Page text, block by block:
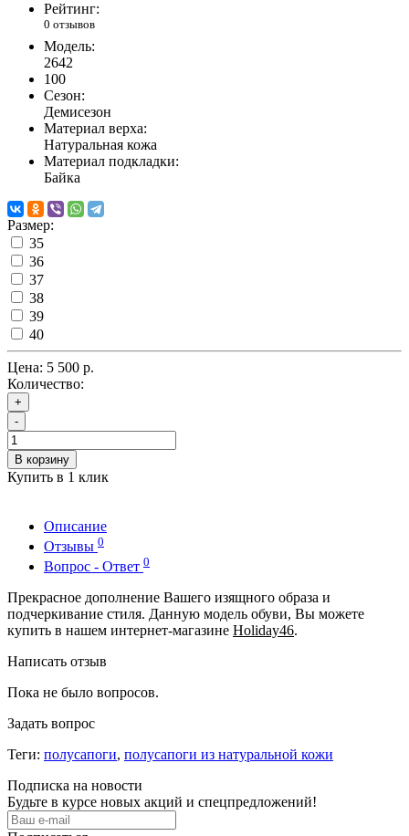
Рейтинг:
0 отзывов
Модель:
2642
100
Сезон:
Демисезон
Материал верха:
Натуральная кожа
Материал подкладки:
Байка
Размер:
35
36
37
38
39
40
Цена: 5 500 р.
Количество:
+
-
В корзину
Купить в 1 клик
Описание
Отзывы 0
Вопрос - Ответ 0
Прекрасное дополнение Вашего изящного образа и
подчеркивание стиля. Данную модель обуви, Вы можете
купить в нашем интернет-магазине Holiday46.
Написать отзыв
Пока не было вопросов.
Задать вопрос
Теги: полусапоги, полусапоги из натуральной кожи
Подписка на новости
Будьте в курсе новых акций и спецпредложений!